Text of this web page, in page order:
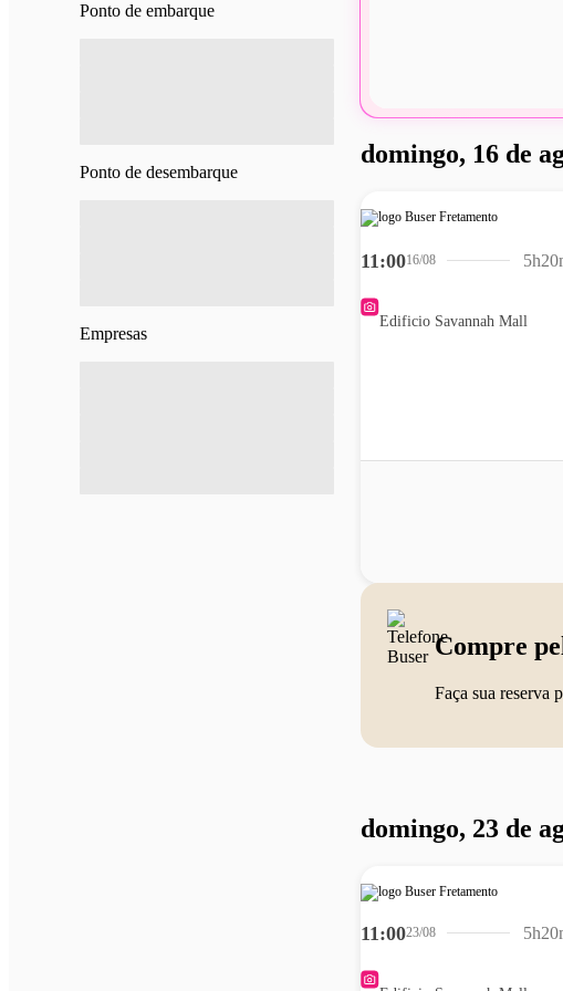
Ponto de embarque
Ponto de desembarque
Empresas
domingo, 16 de
11:0016/08
Edificio Savannah Mall
Compre
Faça sua reserva
domingo, 23 de
11:0023/08